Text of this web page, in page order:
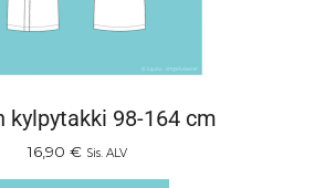
kylpytakki 98-164 cm
16,90 € Sis. ALV